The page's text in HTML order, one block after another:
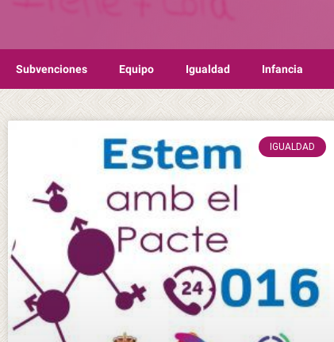
Subvenciones Equipo Igualdad Infancia
IGUALDAD